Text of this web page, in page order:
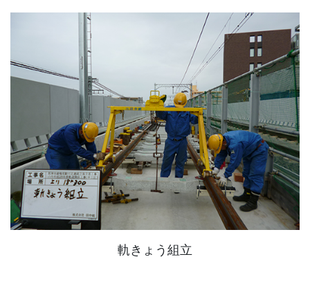
軌きょう組立